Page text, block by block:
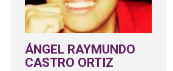
ÁNGEL RAYMUNDO
CASTRO ORTIZ